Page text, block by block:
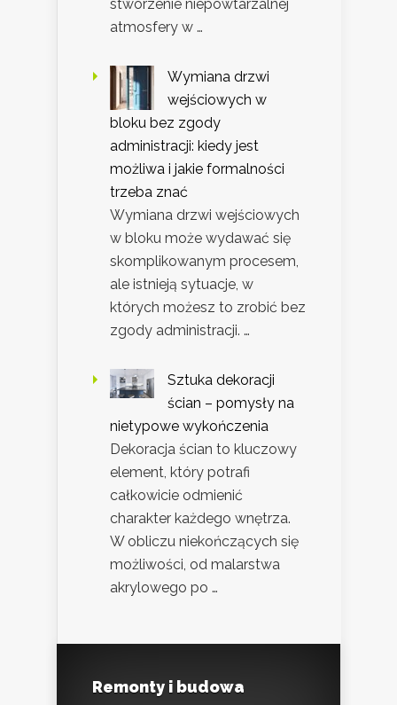
stworzenie niepowtarzalnej
atmosfery w …
Wymiana drzwi
wejściowych w
bloku bez zgody
administracji: kiedy jest
możliwa i jakie formalności
trzeba znać
Wymiana drzwi wejściowych
w bloku może wydawać się
skomplikowanym procesem,
ale istnieją sytuacje, w
których możesz to zrobić bez
zgody administracji. …
Sztuka dekoracji
ścian – pomysły na
nietypowe wykończenia
Dekoracja ścian to kluczowy
element, który potrafi
całkowicie odmienić
charakter każdego wnętrza.
W obliczu niekończących się
możliwości, od malarstwa
akrylowego po …
Remonty i budowa